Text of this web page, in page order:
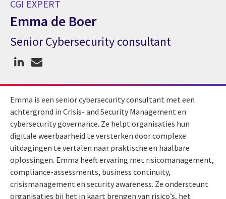
CGI EXPERT
Emma de Boer
CGI expert Emma de Boer
Senior Cybersecurity consultant
Emma is een senior cybersecurity consultant met een
achtergrond in Crisis- and Security Management en
cybersecurity governance. Ze helpt organisaties hun
digitale weerbaarheid te versterken door complexe
uitdagingen te vertalen naar praktische en haalbare
oplossingen. Emma heeft ervaring met risicomanagement,
compliance-assessments, business continuity,
crisismanagement en security awareness. Ze ondersteunt
organisaties bij het in kaart brengen van risico’s, het